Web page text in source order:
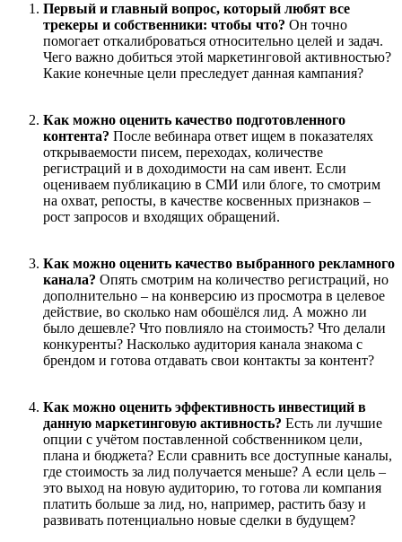
Первый и главный вопрос, который любят все
трекеры и собственники: чтобы что? Он точно
помогает откалиброваться относительно целей и задач.
Чего важно добиться этой маркетинговой активностью?
Какие конечные цели преследует данная кампания?
Как можно оценить качество подготовленного
контента? После вебинара ответ ищем в показателях
открываемости писем, переходах, количестве
регистраций и в доходимости на сам ивент. Если
оцениваем публикацию в СМИ или блоге, то смотрим
на охват, репосты, в качестве косвенных признаков –
рост запросов и входящих обращений.
Как можно оценить качество выбранного рекламного
канала? Опять смотрим на количество регистраций, но
дополнительно – на конверсию из просмотра в целевое
действие, во сколько нам обошёлся лид. А можно ли
было дешевле? Что повлияло на стоимость? Что делали
конкуренты? Насколько аудитория канала знакома с
брендом и готова отдавать свои контакты за контент?
Как можно оценить эффективность инвестиций в
данную маркетинговую активность? Есть ли лучшие
опции с учётом поставленной собственником цели,
плана и бюджета? Если сравнить все доступные каналы,
где стоимость за лид получается меньше? А если цель –
это выход на новую аудиторию, то готова ли компания
платить больше за лид, но, например, растить базу и
развивать потенциально новые сделки в будущем?